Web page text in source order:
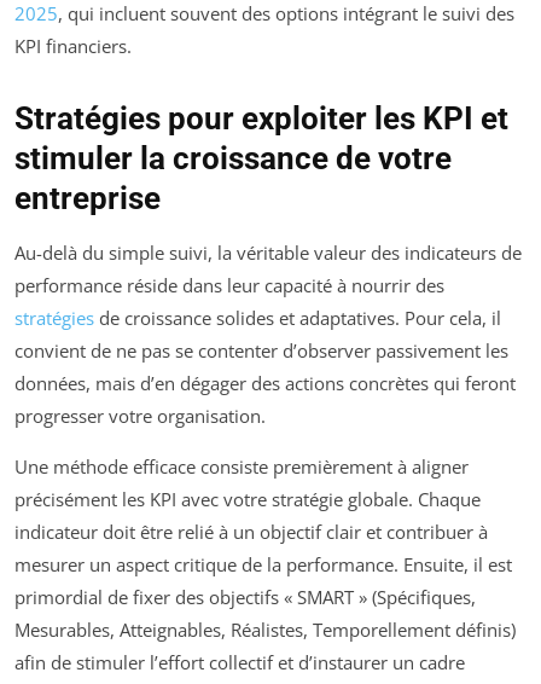
2025, qui incluent souvent des options intégrant le suivi des
KPI financiers.
Stratégies pour exploiter les KPI et
stimuler la croissance de votre
entreprise
Au-delà du simple suivi, la véritable valeur des indicateurs de
performance réside dans leur capacité à nourrir des
stratégies de croissance solides et adaptatives. Pour cela, il
convient de ne pas se contenter d’observer passivement les
données, mais d’en dégager des actions concrètes qui feront
progresser votre organisation.
Une méthode efficace consiste premièrement à aligner
précisément les KPI avec votre stratégie globale. Chaque
indicateur doit être relié à un objectif clair et contribuer à
mesurer un aspect critique de la performance. Ensuite, il est
primordial de fixer des objectifs « SMART » (Spécifiques,
Mesurables, Atteignables, Réalistes, Temporellement définis)
afin de stimuler l’effort collectif et d’instaurer un cadre